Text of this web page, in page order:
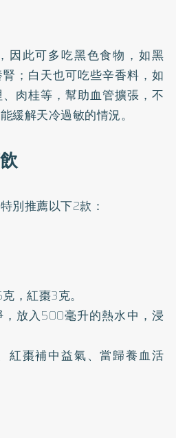
因此可多吃黑色食物，如黑
；白天也可吃些辛香料，如
肉桂等，幫助血管擴張，不
緩解天冷過敏的情況。
別推薦以下2款：
，紅棗3克。
放入500毫升的熱水中，浸
紅棗補中益氣、當歸養血活